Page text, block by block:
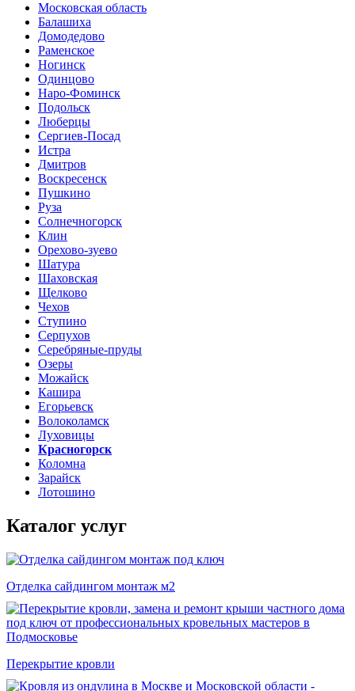
Московская область
Балашиха
Домодедово
Раменское
Ногинск
Одинцово
Наро-Фоминск
Подольск
Люберцы
Сергиев-Посад
Истра
Дмитров
Воскресенск
Пушкино
Руза
Солнечногорск
Клин
Орехово-зуево
Шатура
Шаховская
Щелково
Чехов
Ступино
Серпухов
Серебряные-пруды
Озеры
Можайск
Кашира
Егорьевск
Волоколамск
Луховицы
Красногорск
Коломна
Зарайск
Лотошино
Каталог услуг
Отделка сайдингом монтаж м2
Перекрытие кровли